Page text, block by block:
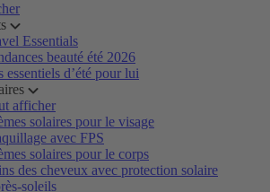
Essentials
beauté été 2026
essentiels d’été pour lui
afficher
solaires pour le visage
avec FPS
solaires pour le corps
des cheveux avec protection solaire
soleils